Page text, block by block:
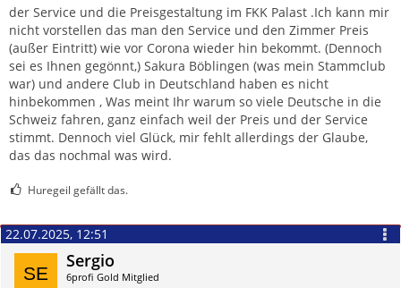
der Service und die Preisgestaltung im FKK Palast .Ich kann mir
nicht vorstellen das man den Service und den Zimmer Preis
(außer Eintritt) wie vor Corona wieder hin bekommt. (Dennoch
sei es Ihnen gegönnt,) Sakura Böblingen (was mein Stammclub
war) und andere Club in Deutschland haben es nicht
hinbekommen , Was meint Ihr warum so viele Deutsche in die
Schweiz fahren, ganz einfach weil der Preis und der Service
stimmt. Dennoch viel Glück, mir fehlt allerdings der Glaube,
das das nochmal was wird.
Huregeil gefällt das.
22.07.2025, 12:51
Sergio
6profi Gold Mitglied